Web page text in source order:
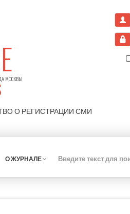
МОСКВЫ
О РЕГИСТРАЦИИ СМИ
О ЖУРНАЛЕ